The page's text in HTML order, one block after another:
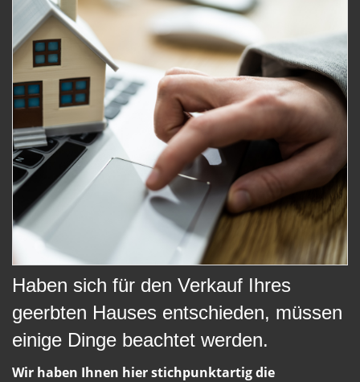
Haben sich für den Verkauf Ihres
geerbten Hauses entschieden, müssen
einige Dinge beachtet werden.
Wir haben Ihnen hier stichpunktartig die